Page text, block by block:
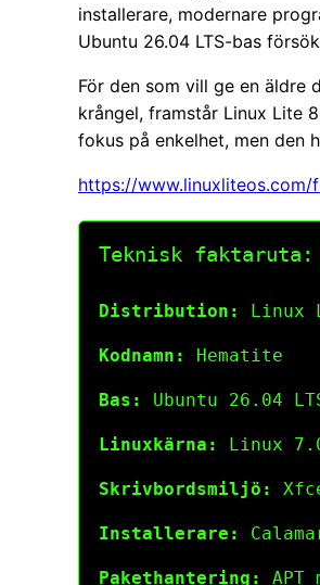
installerare, modernare
Ubuntu 26.04 LTS-bas
För den som vill ge en äldre
krångel, framstår Linux Lite
fokus på enkelhet, men den
https://
Teknisk faktaruta:
Distribution: Linux
Kodnamn: Hematite
Bas: Ubuntu 26.04
Linuxkärna: Linux
Skrivbordsmiljö:
Installerare:
Pakethantering: APT